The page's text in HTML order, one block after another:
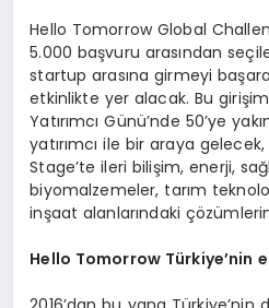
Hello Tomorrow Global
5.000 başvuru arasından
startup arasına girmeyi
etkinlikte yer alacak. Bu
Yatırımcı Günü’nde 50’ye
yatırımcı ile bir araya
Stage’te ileri bilişim, enerji,
biyomalzemeler, tarım
inşaat alanlarındaki
Hello Tomorrow Türkiye’nin